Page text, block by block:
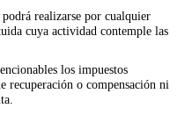
realizarse por cualquier
cuya actividad contemple las
los impuestos
recuperación o compensación ni